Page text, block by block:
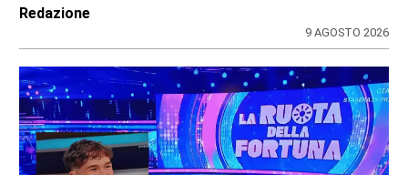
Redazione
9 AGOSTO 2026